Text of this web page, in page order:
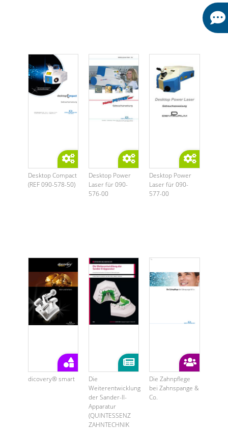
Desktop Compact
(REF 090-578-50)
Desktop Power
Laser für 090-
576-00
Desktop Power
Laser für 090-
577-00
dicovery® smart
Die
Weiterentwicklung
der Sander-II-
Apparatur
(QUINTESSENZ
ZAHNTECHNIK
Die Zahnpflege
bei Zahnspange &
Co.